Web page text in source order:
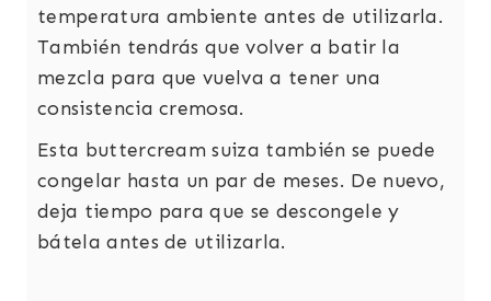
temperatura ambiente antes de utilizarla.
También tendrás que volver a batir la
mezcla para que vuelva a tener una
consistencia cremosa.
Esta buttercream suiza también se puede
congelar hasta un par de meses. De nuevo,
deja tiempo para que se descongele y
bátela antes de utilizarla.